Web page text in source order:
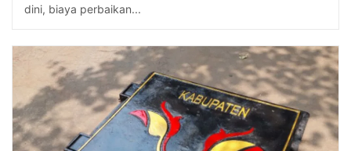
dini, biaya perbaikan...